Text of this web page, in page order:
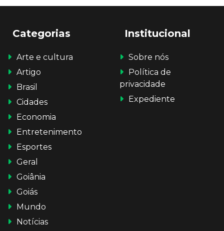
Categorias
Arte e cultura
Artigo
Brasil
Cidades
Economia
Entretenimento
Esportes
Geral
Goiânia
Goiás
Mundo
Notícias
Institucional
Sobre nós
Política de
privacidade
Expediente